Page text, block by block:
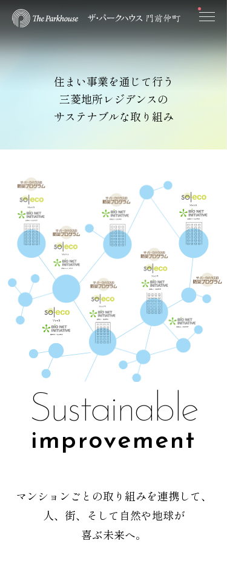
住まい事業を通じて行う
三菱地所レジデンスの
サステナブルな取り組み
Sustainable
improvement
マンションごとの取り組みを連携して、
人、街、そして自然や地球が
喜ぶ未来へ。